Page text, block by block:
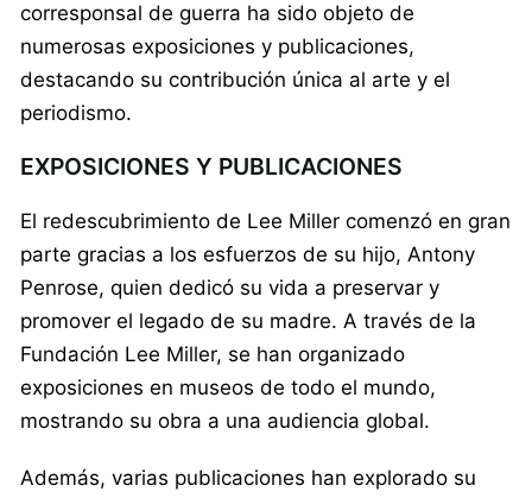
corresponsal de guerra ha sido objeto de
numerosas exposiciones y publicaciones,
destacando su contribución única al arte y el
periodismo.
EXPOSICIONES Y PUBLICACIONES
El redescubrimiento de Lee Miller comenzó en gran
parte gracias a los esfuerzos de su hijo, Antony
Penrose, quien dedicó su vida a preservar y
promover el legado de su madre. A través de la
Fundación Lee Miller, se han organizado
exposiciones en museos de todo el mundo,
mostrando su obra a una audiencia global.
Además, varias publicaciones han explorado su